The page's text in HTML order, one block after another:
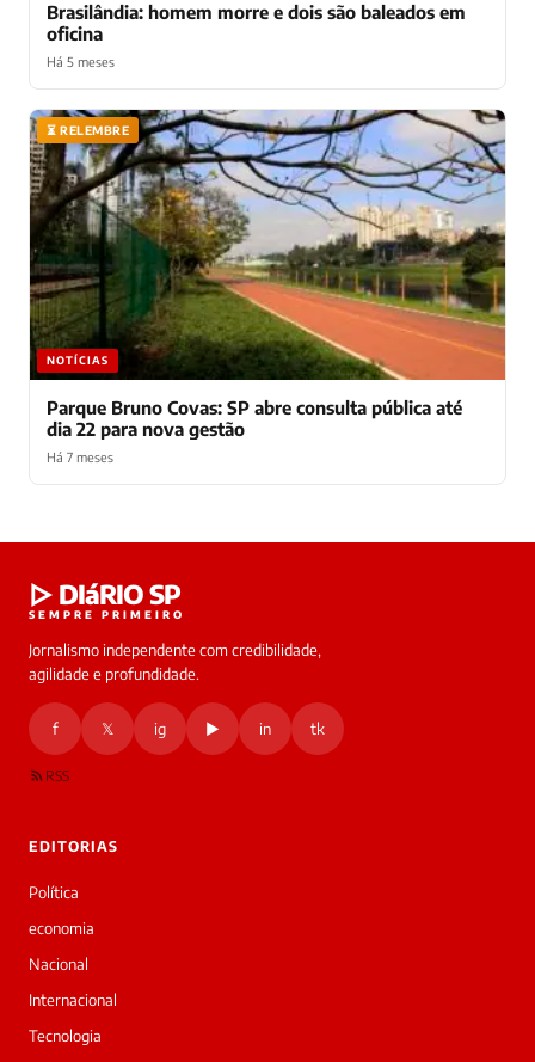
Brasilândia: homem morre e dois são baleados em
oficina
Há 5 meses
⏳ RELEMBRE
NOTÍCIAS
Parque Bruno Covas: SP abre consulta pública até
dia 22 para nova gestão
Há 7 meses
online
Oi!
Bom
dia!
a
Laura,
▷ DIáRIO SP
SEMPRE PRIMEIRO
Jornalismo independente com credibilidade,
agilidade e profundidade.
f 𝕏 ig ▶ in tk
RSS
EDITORIAS
Política
economia
Nacional
Internacional
Tecnologia